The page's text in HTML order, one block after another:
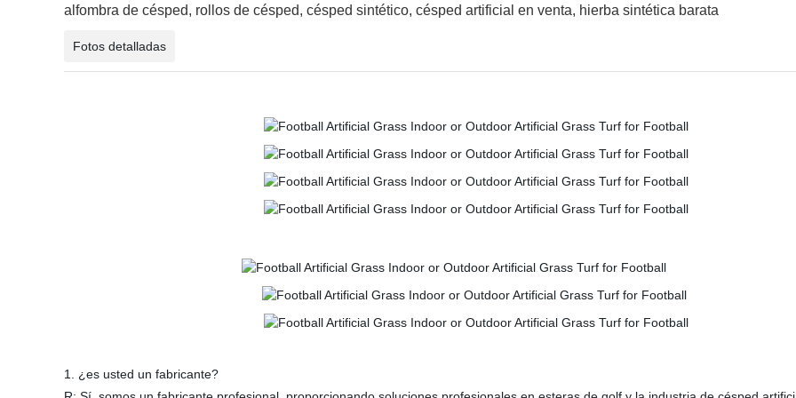
alfombra de césped, rollos de césped, césped sintético, césped artificial en venta, hierba sintética barata
Fotos detalladas
1. ¿es usted un fabricante?